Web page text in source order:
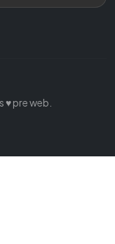
pre web.